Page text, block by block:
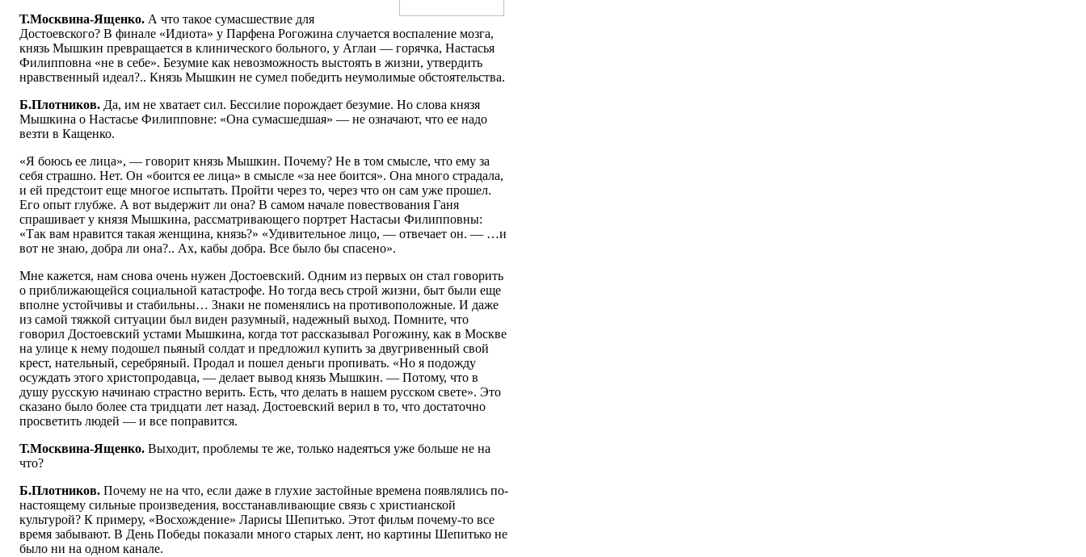
Т.Москвина-Ященко. А что такое сумасшествие для
Достоевского? В финале «Идиота» у Парфена Рогожина случается воспаление мозга,
князь Мышкин превращается в клинического больного, у Аглаи — горячка, Настасья
Филипповна «не в себе». Безумие как невозможность выстоять в жизни, утвердить
нравственный идеал?.. Князь Мышкин не сумел победить неумолимые обстоятельства.
Б.Плотников. Да, им не хватает сил. Бессилие порождает безумие. Но слова князя
Мышкина о Настасье Филипповне: «Она сумасшедшая» — не означают, что ее надо
везти в Кащенко.
«Я боюсь ее лица», — говорит князь Мышкин. Почему? Не в том смысле, что ему за
себя страшно. Нет. Он «боится ее лица» в смысле «за нее боится». Она много страдала,
и ей предстоит еще многое испытать. Пройти через то, через что он сам уже прошел.
Его опыт глубже. А вот выдержит ли она? В самом начале повествования Ганя
спрашивает у князя Мышкина, рассматривающего портрет Настасьи Филипповны:
«Так вам нравится такая женщина, князь?» «Удивительное лицо, — отвечает он. — …и
вот не знаю, добра ли она?.. Ах, кабы добра. Все было бы спасено».
Мне кажется, нам снова очень нужен Достоевский. Одним из первых он стал говорить
о приближающейся социальной катастрофе. Но тогда весь строй жизни, быт были еще
вполне устойчивы и стабильны… Знаки не поменялись на противоположные. И даже
из самой тяжкой ситуации был виден разумный, надежный выход. Помните, что
говорил Достоевский устами Мышкина, когда тот рассказывал Рогожину, как в Москве
на улице к нему подошел пьяный солдат и предложил купить за двугривенный свой
крест, нательный, серебряный. Продал и пошел деньги пропивать. «Но я подожду
осуждать этого христопродавца, — делает вывод князь Мышкин. — Потому, что в
душу русскую начинаю страстно верить. Есть, что делать в нашем русском свете». Это
сказано было более ста тридцати лет назад. Достоевский верил в то, что достаточно
просветить людей — и все поправится.
Т.Москвина-Ященко. Выходит, проблемы те же, только надеяться уже больше не на
что?
Б.Плотников. Почему не на что, если даже в глухие застойные времена появлялись по-
настоящему сильные произведения, восстанавливающие связь с христианской
культурой? К примеру, «Восхождение» Ларисы Шепитько. Этот фильм почему-то все
время забывают. В День Победы показали много старых лент, но картины Шепитько не
было ни на одном канале.